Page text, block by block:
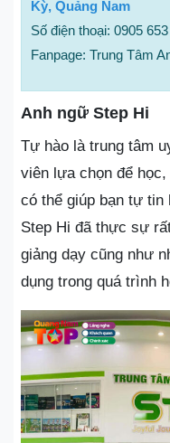
Kỳ, Quảng Nam
Số điện thoại: 0905
Fanpage: Trung Tâm
Anh ngữ Step Hi
Tự hào là trung tâm
viên lựa chọn để
có thể giúp bạn tự
Step Hi đã thực sự
giảng dạy cũng như
dụng trong quá trình